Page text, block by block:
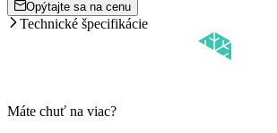
Opýtajte sa na cenu
Technické špecifikácie
Máte chuť na viac?